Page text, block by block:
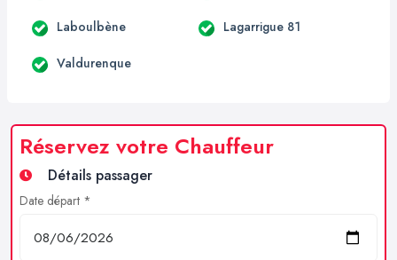
Laboulbène Lagarrigue 81
Valdurenque
Réservez votre Chauffeur
Détails passager
Date départ *